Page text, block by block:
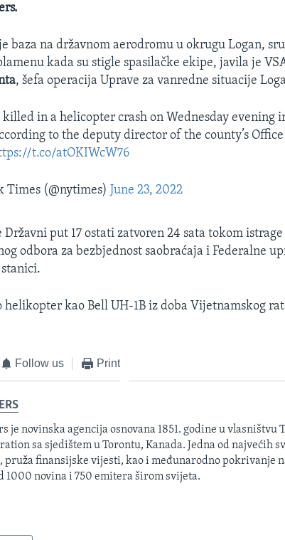
baza na državnom aerodromu u okrugu Logan,
kada su stigle spasilačke ekipe, javila je
, šefa operacija Uprave za vanredne situacije
in a helicopter crash on Wednesday evening
to the deputy director of the county’s
t.co/atOKIWcW76
Times (@nytimes) June 23, 2022
Državni put 17 ostati zatvoren 24 sata tokom
odbora za bezbjednost saobraćaja i Federalne
helikopter kao Bell UH-1B iz doba Vijetnamskog
Follow us Print
je novinska agencija osnovana 1851. godine u vlasništvu
sa sjedištem u Torontu, Kanada. Jedna od najvećih
pruža finansijske vijesti, kao i međunarodno pokrivanje
1000 novina i 750 emitera širom svijeta.